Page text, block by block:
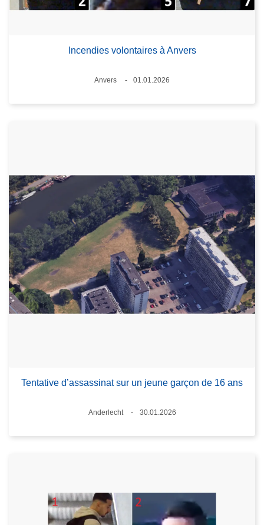
Incendies volontaires à Anvers
Lieux
Anvers
01.01.2026
Tentative d’assassinat sur un jeune garçon de 16 ans
Lieux
Anderlecht
30.01.2026